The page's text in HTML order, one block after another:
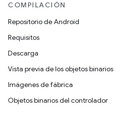
COMPILACIÓN
Repositorio de Android
Requisitos
Descarga
Vista previa de los objetos binarios
Imágenes de fábrica
Objetos binarios del controlador